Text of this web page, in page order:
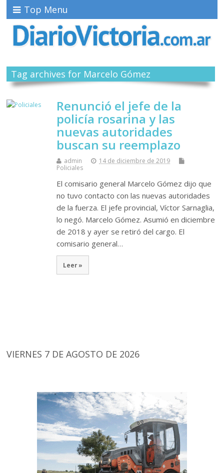
Top Menu
Tag archives for Marcelo Gómez
Renunció el jefe de la
policía rosarina y las
nuevas autoridades
buscan su reemplazo
admin
14 de diciembre de 2019
Policiales
El comisario general Marcelo Gómez dijo que
no tuvo contacto con las nuevas autoridades
de la fuerza. El jefe provincial, Víctor Sarnaglia,
lo negó. Marcelo Gómez. Asumió en diciembre
de 2018 y ayer se retiró del cargo. El
comisario general…
Leer »
VIERNES 7 DE AGOSTO DE 2026